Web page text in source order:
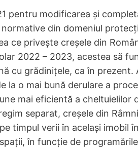
pentru modificarea şi
din domeniul
ce privește creșele din
2022 – 2023, acestea să
cu grădinițele, ca în
la o mai bună derulare a
mai eficientă a cheltuielilor
separat, creșele din
timpul verii în același imobil
în funcție de